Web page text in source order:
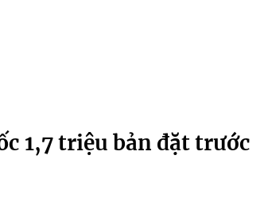
Infographic
1,7 triệu bản đặt trước